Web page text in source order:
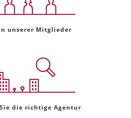
unserer Mitglieder
die richtige Agentur